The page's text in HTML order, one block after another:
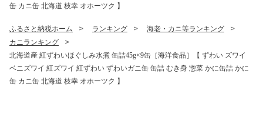
缶 カニ缶 北海道 枝幸 オホーツク 】
ふるさと納税ホーム ランキング
海老・カニ等ランキング
カニランキング
北海道産 紅ずわいほぐしみ水煮 缶詰45g×9缶［海洋食品］【 ずわい ズワイ
ベニズワイ 紅ズワイ 紅ずわい ずわいガニ缶 缶詰 むき身 惣菜 かに缶詰 かに
缶 カニ缶 北海道 枝幸 オホーツク 】